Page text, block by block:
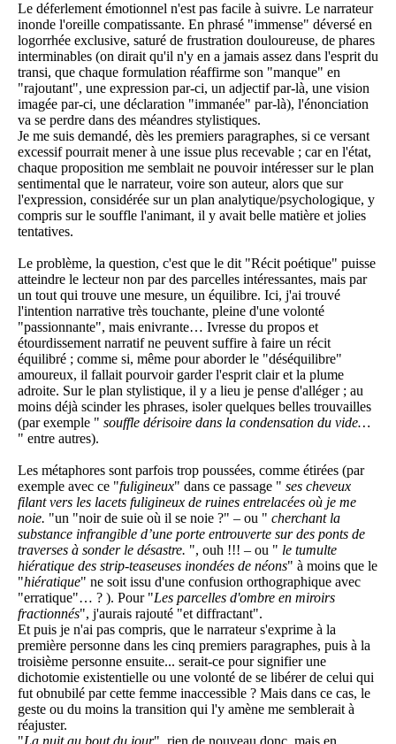
Le déferlement émotionnel n'est pas facile à suivre. Le narrateur
inonde l'oreille compatissante. En phrasé "immense" déversé en
logorrhée exclusive, saturé de frustration douloureuse, de phares
interminables (on dirait qu'il n'y en a jamais assez dans l'esprit du
transi, que chaque formulation réaffirme son "manque" en
"rajoutant", une expression par-ci, un adjectif par-là, une vision
imagée par-ci, une déclaration "immanée" par-là), l'énonciation
va se perdre dans des méandres stylistiques.
Je me suis demandé, dès les premiers paragraphes, si ce versant
excessif pourrait mener à une issue plus recevable ; car en l'état,
chaque proposition me semblait ne pouvoir intéresser sur le plan
sentimental que le narrateur, voire son auteur, alors que sur
l'expression, considérée sur un plan analytique/psychologique, y
compris sur le souffle l'animant, il y avait belle matière et jolies
tentatives.
Le problème, la question, c'est que le dit "Récit poétique" puisse
atteindre le lecteur non par des parcelles intéressantes, mais par
un tout qui trouve une mesure, un équilibre. Ici, j'ai trouvé
l'intention narrative très touchante, pleine d'une volonté
"passionnante", mais enivrante… Ivresse du propos et
étourdissement narratif ne peuvent suffire à faire un récit
équilibré ; comme si, même pour aborder le "déséquilibre"
amoureux, il fallait pourvoir garder l'esprit clair et la plume
adroite. Sur le plan stylistique, il y a lieu je pense d'alléger ; au
moins déjà scinder les phrases, isoler quelques belles trouvailles
(par exemple " souffle dérisoire dans la condensation du vide…
" entre autres).
Les métaphores sont parfois trop poussées, comme étirées (par
exemple avec ce "fuligineux" dans ce passage " ses cheveux
filant vers les lacets fuligineux de ruines entrelacées où je me
noie. "un "noir de suie où il se noie ?" – ou " cherchant la
substance infrangible d’une porte entrouverte sur des ponts de
traverses à sonder le désastre. ", ouh !!! – ou " le tumulte
hiératique des strip-teaseuses inondées de néons" à moins que le
"hiératique" ne soit issu d'une confusion orthographique avec
"erratique"… ? ). Pour "Les parcelles d'ombre en miroirs
fractionnés", j'aurais rajouté "et diffractant".
Et puis je n'ai pas compris, que le narrateur s'exprime à la
première personne dans les cinq premiers paragraphes, puis à la
troisième personne ensuite... serait-ce pour signifier une
dichotomie existentielle ou une volonté de se libérer de celui qui
fut obnubilé par cette femme inaccessible ? Mais dans ce cas, le
geste ou du moins la transition qui l'y amène me semblerait à
réajuster.
"La nuit au bout du jour", rien de nouveau donc, mais en